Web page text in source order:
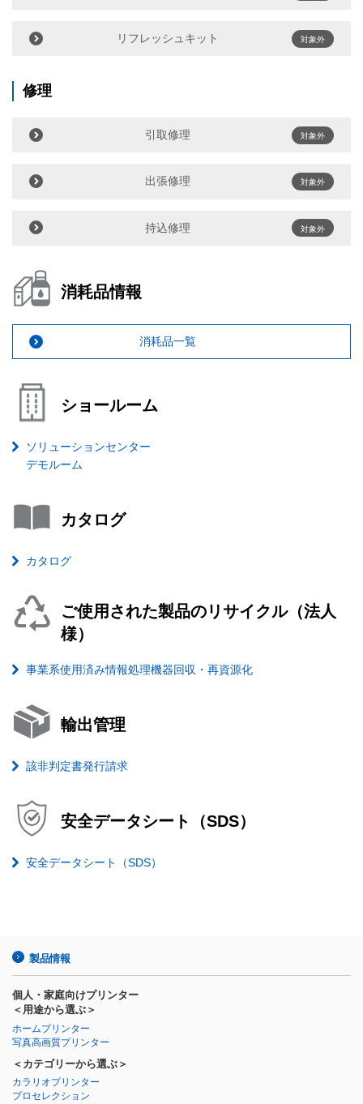
リフレッシュキット 対象外
修理
引取修理 対象外
出張修理 対象外
持込修理 対象外
消耗品情報
消耗品一覧
ショールーム
ソリューションセンター
デモルーム
カタログ
カタログ
ご使用された製品のリサイクル（法人
様）
事業系使用済み情報処理機器回収・再資源化
輸出管理
該非判定書発行請求
安全データシート（SDS）
安全データシート（SDS）
製品情報
個人・家庭向けプリンター
＜用途から選ぶ＞
ホームプリンター
写真高画質プリンター
＜カテゴリーから選ぶ＞
カラリオプリンター
プロセレクション